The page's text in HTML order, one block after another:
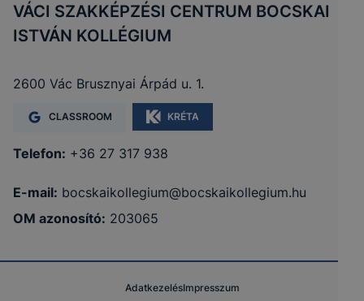
VÁCI SZAKKÉPZÉSI CENTRUM BOCSKAI
ISTVÁN KOLLÉGIUM
2600 Vác Brusznyai Árpád u. 1.
CLASSROOM KRÉTA
Telefon: +36 27 317 938
E-mail: bocskaikollegium@bocskaikollegium.hu
OM azonosító: 203065
AdatkezelésImpresszum